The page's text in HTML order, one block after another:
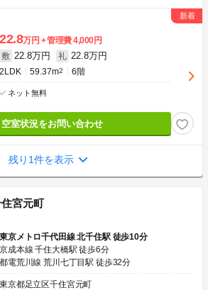
22.8万円 管理費4,000円
敷 22.8万円 礼 22.8万円
2LDK 59.37m2 6階
ネット無料
空室状況をお問い合わせ
残り1件を表示
宮元町
東京メトロ千代田線 北千住駅 徒歩10分
京成本線 千住大橋駅 徒歩6分
都電荒川線 荒川七丁目駅 徒歩32分
東京都足立区千住宮元町